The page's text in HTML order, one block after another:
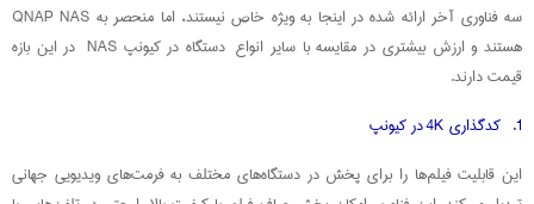
سه فناوری آخر ارائه شده در اینجا به ویژه خاص نیستند، اما منحصر به QNAP NAS
هستند و ارزش بیشتری در مقایسه با سایر انواع دستگاه در کیونپ NAS در این بازه
قیمت دارند.
1. کدگذاری 4K در کیونپ
این قابلیت فیلم‌ها را برای پخش در دستگاه‌های مختلف به فرمت‌های ویدیویی جهانی